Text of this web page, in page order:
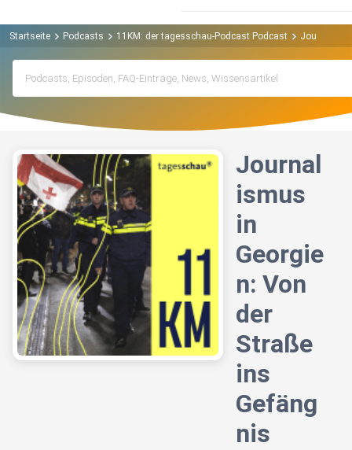
Startseite Podcasts 11KM: der tagesschau-Podcast Podcast
Journal
ismus
in
Georgie
n: Von
der
Straße
ins
Gefäng
nis